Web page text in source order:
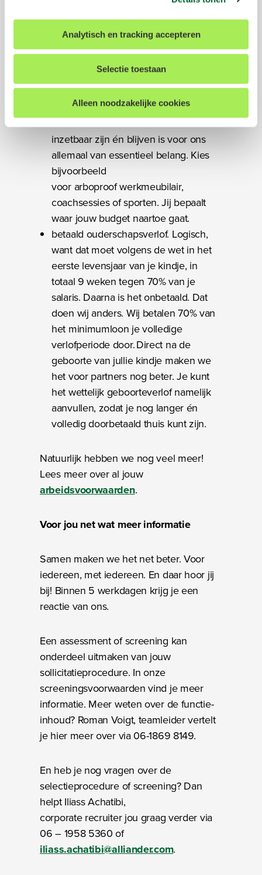
gegevens, partners en doelen waarvoor wij cookies
inzetten kun je vinden in onscookiestatement
hebt u de mogelijkheid om uw gegeven toestemming te
allen tijde in te trekken. Dit kunt u doen door onderin op
kunnen ontvangen en verwerken.
Analytisch en tracking accepteren
Selectie toestaan
Alleen noodzakelijke cookies
een eindejaarsuitkering in december
van 6% van de uitbetaalde
kalenderjaar.
Elk jaar een DI-budget van € 700,-
voor jou duurzame
inzetbaarheid. Want duurzaam
inzetbaar zijn én blijven is voor ons
allemaal van essentieel belang. Kies
bijvoorbeeld
voor arboproof werkmeubilair,
coachsessies of sporten. Jij bepaalt
waar jouw budget naartoe gaat.
betaald ouderschapsverlof. Logisch,
want dat moet volgens de wet in het
eerste levensjaar van je kindje, in
totaal 9 weken tegen 70% van je
salaris. Daarna is het onbetaald. Dat
doen wij anders. Wij betalen 70% van
het minimumloon je volledige
verlofperiode door. Direct na de
geboorte van jullie kindje maken we
het voor partners nog beter. Je kunt
het wettelijk geboorteverlof namelijk
aanvullen, zodat je nog langer én
volledig doorbetaald thuis kunt zijn.
Natuurlijk hebben we nog veel meer!
Lees meer over al jouw
arbeidsvoorwaarden.
Voor jou net wat meer informatie
Samen maken we het net beter. Voor
iedereen, met iedereen. En daar hoor jij
bij! Binnen 5 werkdagen krijg je een
reactie van ons.
Een assessment of screening kan
onderdeel uitmaken van jouw
sollicitatieprocedure. In onze
screeningsvoorwaarden vind je meer
informatie. Meer weten over de functie-
inhoud? Roman Voigt, teamleider vertelt
je hier meer over via 06-1869 8149.
En heb je nog vragen over de
selectieprocedure of screening? Dan
helpt Iliass Achatibi,
corporate recruiter jou graag verder via
06 – 1958 5360 of
iliass.achatibi@alliander.com.